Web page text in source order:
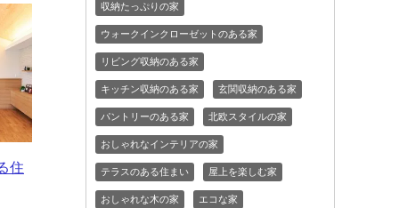
住
収納たっぷりの家
ウォークインクローゼットのある家
リビング収納のある家
キッチン収納のある家 玄関収納のある家
パントリーのある家 北欧スタイルの家
おしゃれなインテリアの家
テラスのある住まい 屋上を楽しむ家
おしゃれな木の家 エコな家